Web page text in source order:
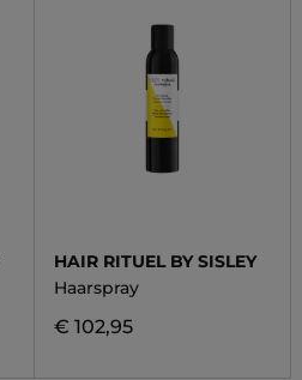
HAIR RITUEL BY SISLEY
Haarspray
€ 102,95